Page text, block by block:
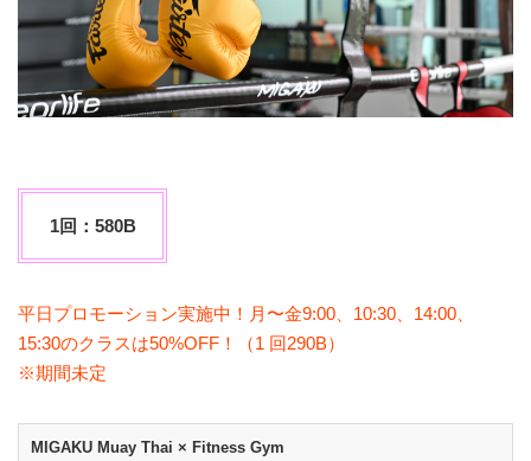
1回：580B
平日プロモーション実施中！月〜金9:00、10:30、14:00、
15:30のクラスは50%OFF！（1 回290B）
※期間未定
MIGAKU Muay Thai × Fitness Gym